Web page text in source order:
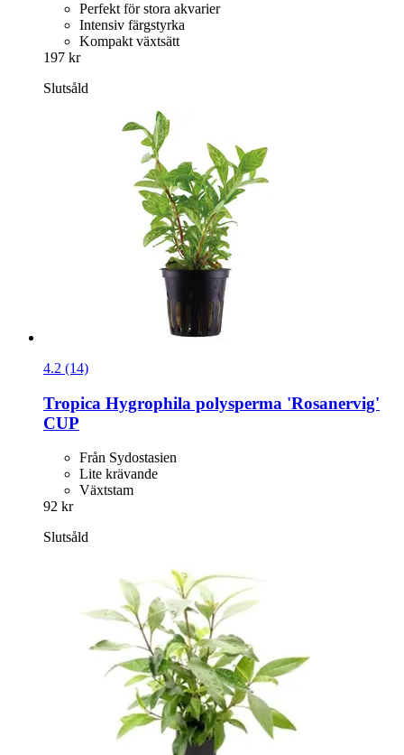
Perfekt för stora akvarier
Intensiv färgstyrka
Kompakt växtsätt
197 kr
Slutsåld
4.2 (14)
Tropica Hygrophila polysperma 'Rosanervig'
CUP
Från Sydostasien
Lite krävande
Växtstam
92 kr
Slutsåld